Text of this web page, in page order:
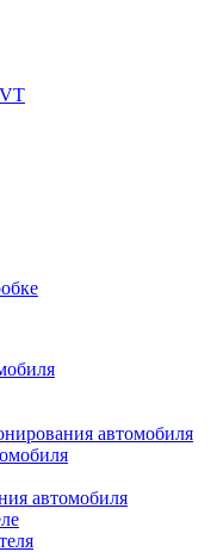
автомобиля
автомобиля